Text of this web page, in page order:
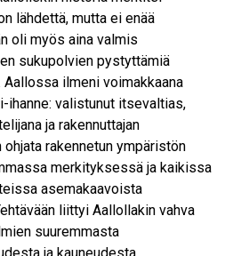
lähdettä, mutta ei enää
oli myös aina valmis
sukupolvien pystyttämiä
Aallossa ilmeni voimakkaana
ihanne: valistunut itsevaltias,
ja rakennuttajan
rakennetun ympäristön
merkityksessä ja kaikissa
asemakaavoista
liittyi Aallollakin vahva
suuremmasta